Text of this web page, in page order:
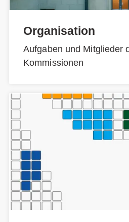
Organisation
Aufgaben und Mitglieder
Kommissionen